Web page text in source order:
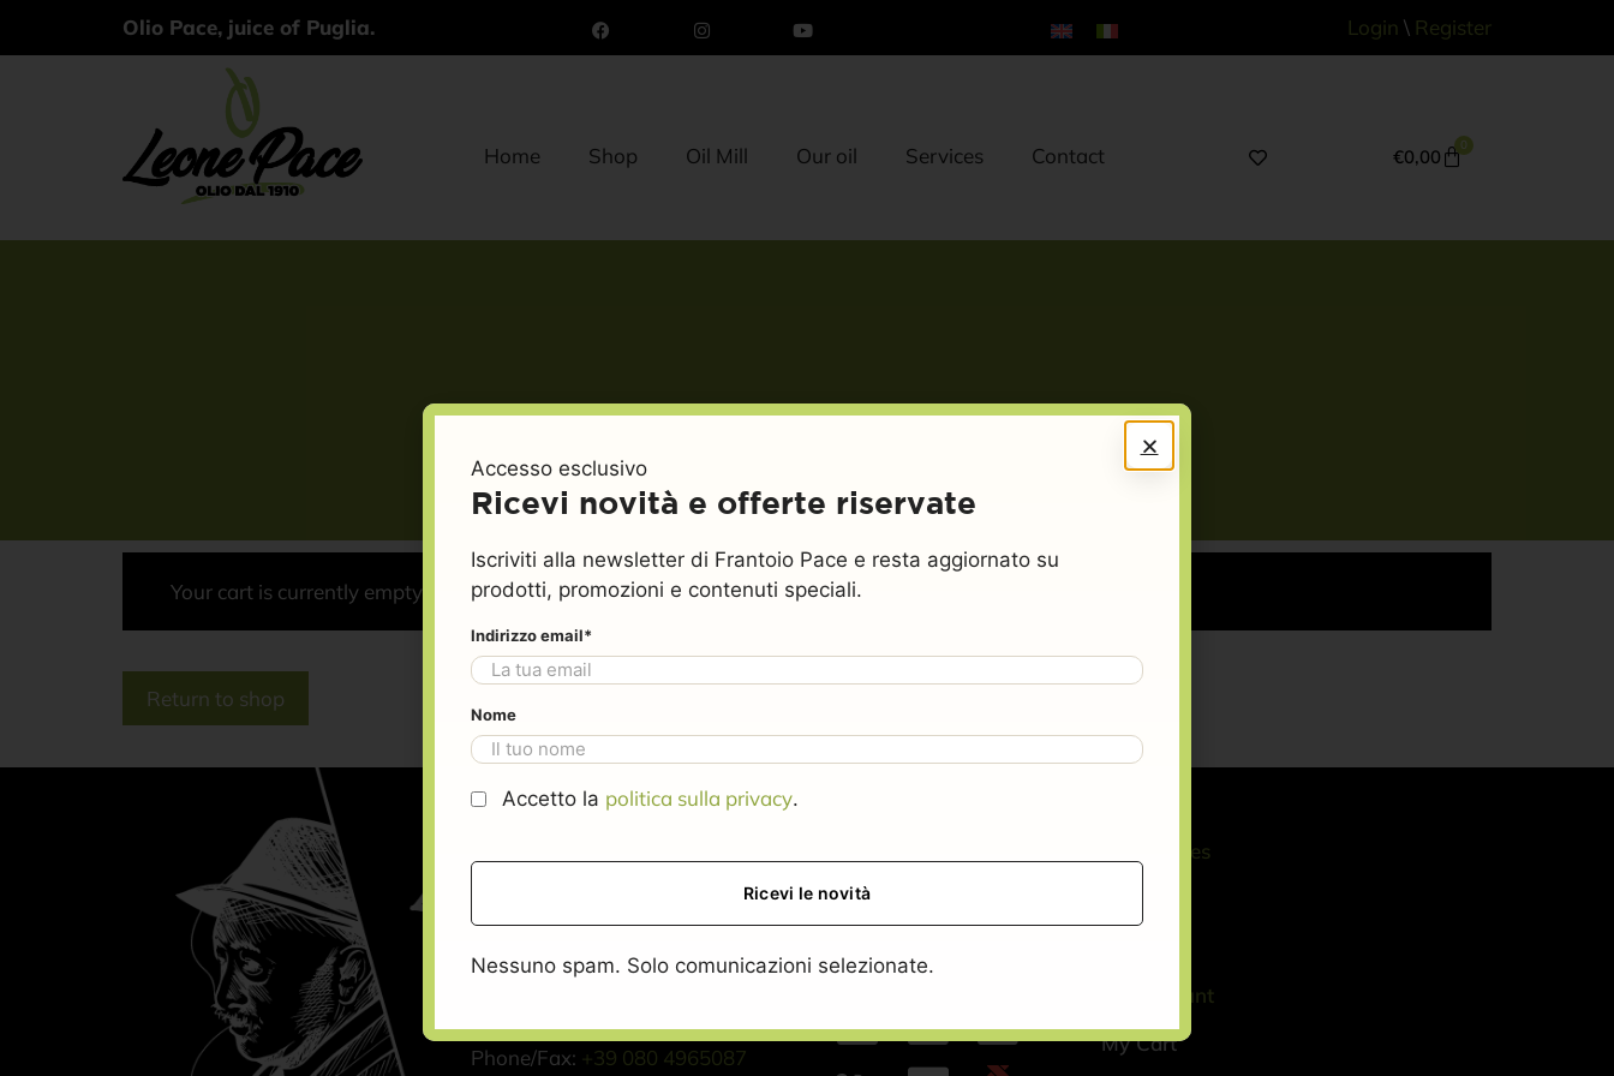
Olio Pace, juice of Puglia. Login \ Register
Home Shop Oil Mill Our oil Services Contact €0,00
0
Cart
Review and complete your
Your cart is currently empty.
Return to shop
Viale Aldo Moro, 26
Phone/Fax: +39 080 4965087
Guarantees
My Account
My Cart
Accesso esclusivo
Ricevi novità e offerte riservate
Iscriviti alla newsletter di Frantoio Pace e resta aggiornato su
prodotti, promozioni e contenuti speciali.
Indirizzo email*
Nome
Accetto la politica sulla privacy.
Nessuno spam. Solo comunicazioni selezionate.